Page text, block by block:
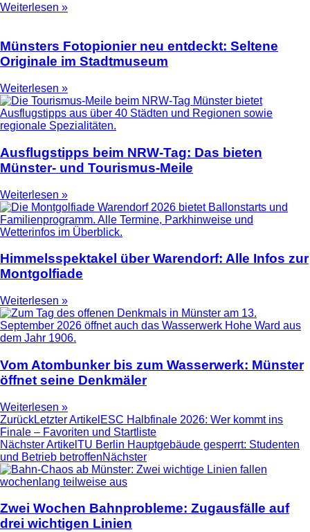
Weiterlesen »
Münsters Fotopionier neu entdeckt: Seltene
Originale im Stadtmuseum
Weiterlesen »
Ausflugstipps beim NRW-Tag: Das bieten
Münster- und Tourismus-Meile
Weiterlesen »
Himmelsspektakel über Warendorf: Alle Infos zur
Montgolfiade
Weiterlesen »
Vom Atombunker bis zum Wasserwerk: Münster
öffnet seine Denkmäler
Weiterlesen »
ZurückLetzter Artikel ESC Halbfinale 2026: Wer kommt ins
Finale – Favoriten und Startliste
Nächster Artikel TU Berlin Hauptgebäude gesperrt: Studenten
und Betrieb betroffenNächster
Zwei Wochen Bahnprobleme: Zugausfälle auf
drei wichtigen Linien